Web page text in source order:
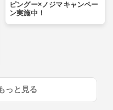
ピングー×ノジマキャンペー
ン実施中！
っと見る